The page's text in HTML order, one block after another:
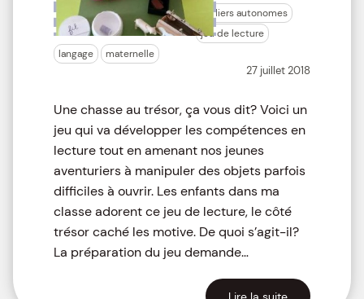
ateliers autonomes
jeu de lecture
langage
maternelle
27 juillet 2018
Une chasse au trésor, ça vous dit? Voici un
jeu qui va développer les compétences en
lecture tout en amenant nos jeunes
aventuriers à manipuler des objets parfois
difficiles à ouvrir. Les enfants dans ma
classe adorent ce jeu de lecture, le côté
trésor caché les motive. De quoi s’agit-il?
La préparation du jeu demande…